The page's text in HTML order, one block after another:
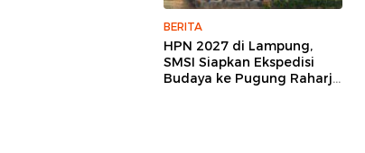
BERITA
HPN 2027 di Lampung,
SMSI Siapkan Ekspedisi
Budaya ke Pugung Raharjo